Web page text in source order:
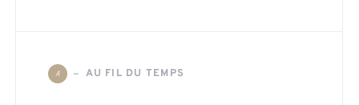
A AU FIL DU TEMPS